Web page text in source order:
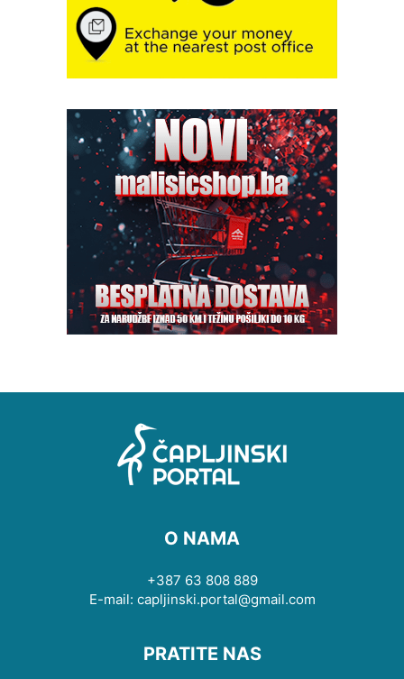
O NAMA
+387 63 808 889
E-mail: capljinski.portal@gmail.com
PRATITE NAS